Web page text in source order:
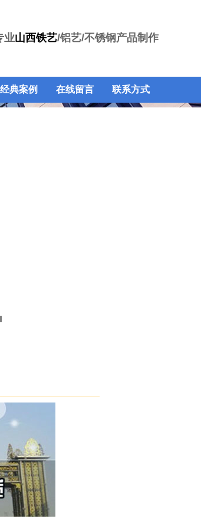
业山西铁艺/铝艺/不锈钢产品制作
经典案例 在线留言 联系方式